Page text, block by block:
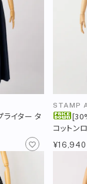
オフィシャルサイト
イター タ
STAMP
コットン
82cm丈
¥16,940